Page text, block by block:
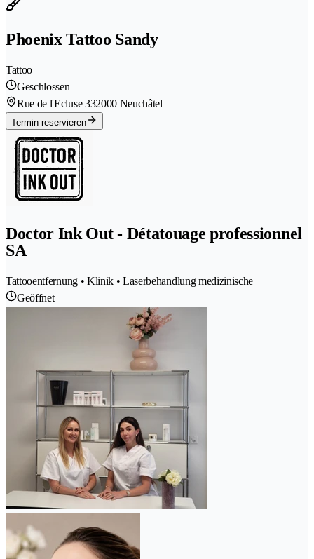
Phoenix Tattoo Sandy
Tattoo
Geschlossen
Rue de l'Ecluse 332000 Neuchâtel
Termin reservieren
Doctor Ink Out - Détatouage professionnel
SA
Tattooentfernung • Klinik • Laserbehandlung medizinische
Geöffnet